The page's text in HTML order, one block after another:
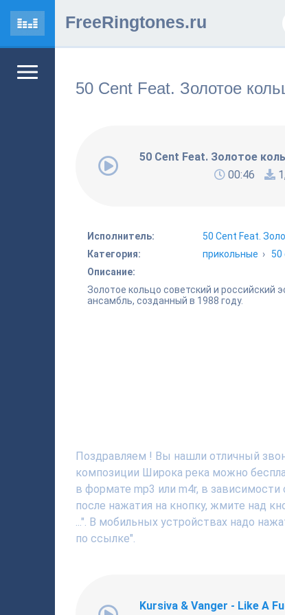
FreeRingtones.ru
50 Cent Feat. Золотое
50 Cent Feat. Золотое
00:46
Исполнитель:
50 Cent Feat.
Категория:
прикольные › 50
Описание:
Золотое кольцо советский и российский
ансамбль, созданный в 1988 году.
Поздравляем ! Вы нашли отличный
композиции Широка река можно
в формате mp3 или m4r, в
после нажатия на кнопку, жмите над
...". В мобильных устройствах надо
по ссылке".
Kursiva & Vanger - Like A